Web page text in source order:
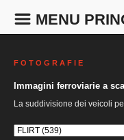
MENU
F O T O G R A F I E
Immagini ferroviarie a
La suddivisione dei veicoli